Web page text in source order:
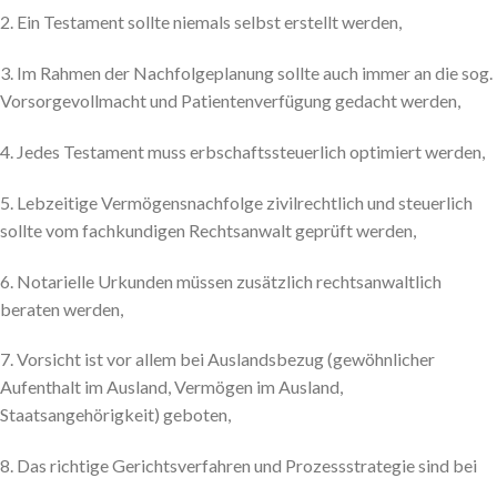
2. Ein Testament sollte niemals selbst erstellt werden,
3. Im Rahmen der Nachfolgeplanung sollte auch immer an die sog.
Vorsorgevollmacht und Patientenverfügung gedacht werden,
4. Jedes Testament muss erbschaftssteuerlich optimiert werden,
5. Lebzeitige Vermögensnachfolge zivilrechtlich und steuerlich
sollte vom fachkundigen Rechtsanwalt geprüft werden,
6. Notarielle Urkunden müssen zusätzlich rechtsanwaltlich
beraten werden,
7. Vorsicht ist vor allem bei Auslandsbezug (gewöhnlicher
Aufenthalt im Ausland, Vermögen im Ausland,
Staatsangehörigkeit) geboten,
8. Das richtige Gerichtsverfahren und Prozessstrategie sind bei